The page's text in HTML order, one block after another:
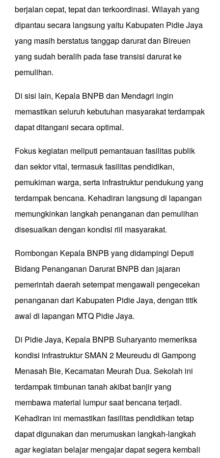
berjalan cepat, tepat dan terkoordinasi. Wilayah yang
dipantau secara langsung yaitu Kabupaten Pidie Jaya
yang masih berstatus tanggap darurat dan Bireuen
yang sudah beralih pada fase transisi darurat ke
pemulihan.
Di sisi lain, Kepala BNPB dan Mendagri ingin
memastikan seluruh kebutuhan masyarakat terdampak
dapat ditangani secara optimal.
Fokus kegiatan meliputi pemantauan fasilitas publik
dan sektor vital, termasuk fasilitas pendidikan,
pemukiman warga, serta infrastruktur pendukung yang
terdampak bencana. Kehadiran langsung di lapangan
memungkinkan langkah penanganan dan pemulihan
disesuaikan dengan kondisi riil masyarakat.
Rombongan Kepala BNPB yang didampingi Deputi
Bidang Penanganan Darurat BNPB dan jajaran
pemerintah daerah setempat mengawali pengecekan
penanganan dari Kabupaten Pidie Jaya, dengan titik
awal di lapangan MTQ Pidie Jaya.
Di Pidie Jaya, Kepala BNPB Suharyanto memeriksa
kondisi infrastruktur SMAN 2 Meureudu di Gampong
Menasah Bie, Kecamatan Meurah Dua. Sekolah ini
terdampak timbunan tanah akibat banjir yang
membawa material lumpur saat bencana terjadi.
Kehadiran ini memastikan fasilitas pendidikan tetap
dapat digunakan dan merumuskan langkah-langkah
agar kegiatan belajar mengajar dapat segera kembali